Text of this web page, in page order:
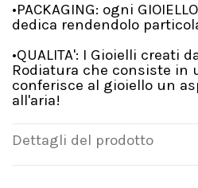
•PACKAGING: ogni
dedica rendendolo
•QUALITA': I Gioielli
Rodiatura che consiste in
conferisce al gioiello un
all'aria!
Dettagli del prodotto